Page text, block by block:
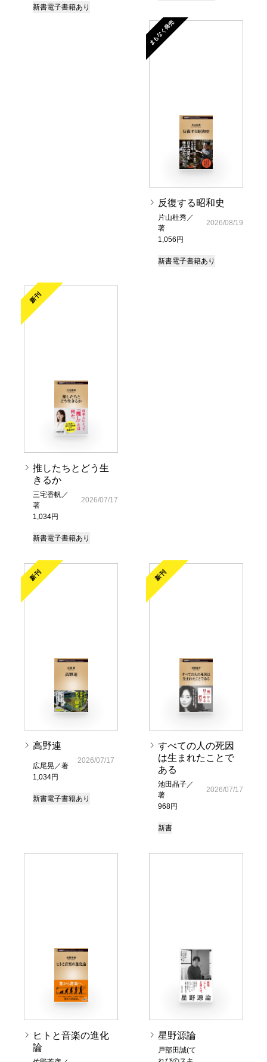
新書電子書籍あり
まもなく発売
反復する昭和史
片山杜秀／
著
1,056円
2026/08/19
新書電子書籍あり
新刊
推したちとどう生
きるか
三宅香帆／
著
1,034円
2026/07/17
新書電子書籍あり
新刊
高野連
広尾晃／著
1,034円
2026/07/17
新書電子書籍あり
新刊
すべての人の死因
は生まれたことで
ある
池田晶子／
著
968円
2026/07/17
新書
ヒトと音楽の進化
論
星野源論
戸部田誠(て